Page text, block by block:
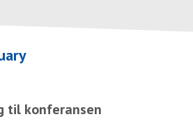
til konferansen